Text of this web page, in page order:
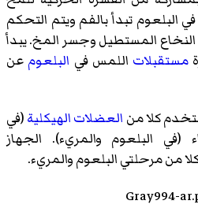
البلعوم تبدأ بالفم ويتم التحكم
المستطيل وجسر المخ. يبدأ
مستقبلات اللمس في البلعوم عن
كلا من العضلات الهيكلية(في
(في البلعوم والمريء). الجهاز
من مرحلتي البلعوم والمريء.